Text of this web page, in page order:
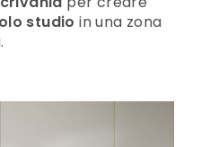
studio in una zona